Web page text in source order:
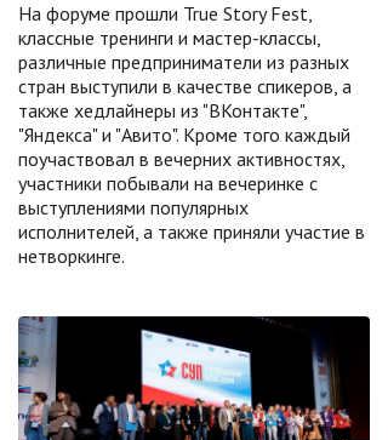
На форуме прошли True Story Fest,
классные тренинги и мастер-классы,
различные предприниматели из разных
стран выступили в качестве спикеров, а
также хедлайнеры из "ВКонтакте",
"Яндекса" и "Авито". Кроме того каждый
поучаствовал в вечерних активностях,
участники побывали на вечеринке с
выступлениями популярных
исполнителей, а также приняли участие в
нетворкинге.